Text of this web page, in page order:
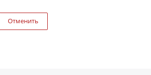
Отменить